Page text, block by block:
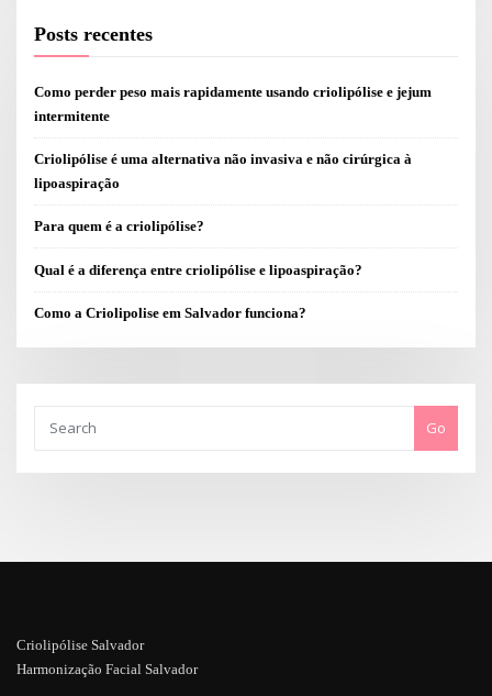
Posts recentes
Como perder peso mais rapidamente usando criolipólise e jejum
intermitente
Criolipólise é uma alternativa não invasiva e não cirúrgica à
lipoaspiração
Para quem é a criolipólise?
Qual é a diferença entre criolipólise e lipoaspiração?
Como a Criolipolise em Salvador funciona?
Go
Criolipólise Salvador
Harmonização Facial Salvador